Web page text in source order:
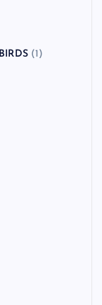
(1)